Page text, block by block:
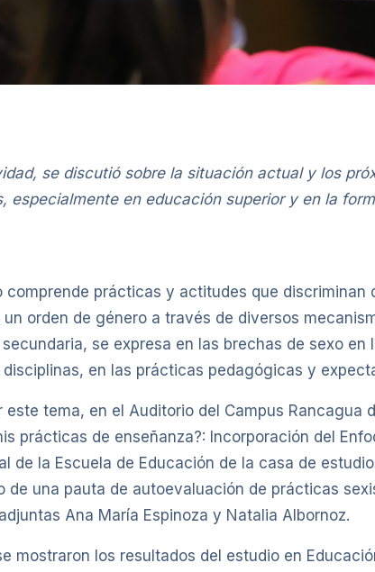
se discutió sobre la situación actual y los
especialmente en educación superior y en la
comprende prácticas y actitudes que
un orden de género a través de diversos
se expresa en las brechas de sexo
en las prácticas pedagógicas y
este tema, en el Auditorio del Campus Rancagua
prácticas de enseñanza?: Incorporación del
de la Escuela de Educación de la casa de
de una pauta de autoevaluación de prácticas
Ana María Espinoza y Natalia Albornoz.
mostraron los resultados del estudio en